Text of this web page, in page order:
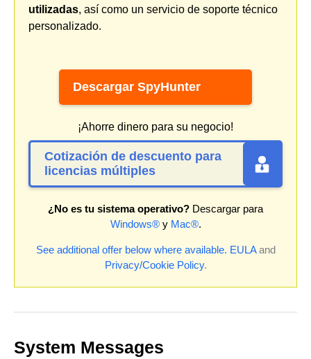
utilizadas, así como un servicio de soporte técnico
personalizado.
Descargar SpyHunter
¡Ahorre dinero para su negocio!
Cotización de descuento para
licencias múltiples
¿No es tu sistema operativo? Descargar para
Windows®y Mac®.
See additional offer below where available. EULAand
Privacy/Cookie Policy.
System Messages